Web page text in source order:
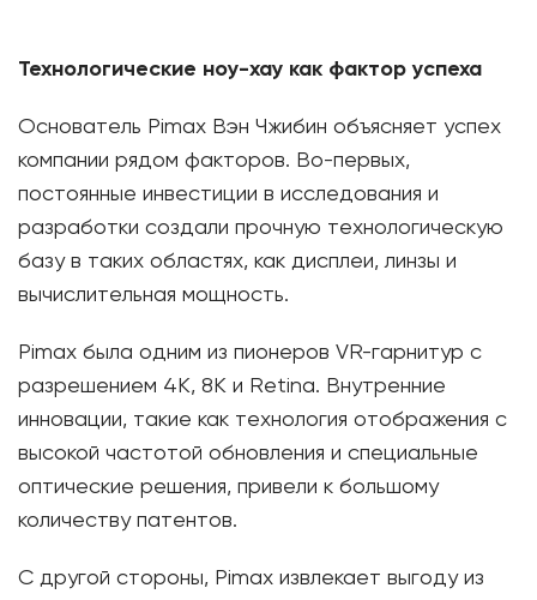
Технологические ноу-хау как фактор успеха
Основатель Pimax Вэн Чжибин объясняет успех
компании рядом факторов. Во-первых,
постоянные инвестиции в исследования и
разработки создали прочную технологическую
базу в таких областях, как дисплеи, линзы и
вычислительная мощность.
Pimax была одним из пионеров VR-гарнитур с
разрешением 4K, 8K и Retina. Внутренние
инновации, такие как технология отображения с
высокой частотой обновления и специальные
оптические решения, привели к большому
количеству патентов.
С другой стороны, Pimax извлекает выгоду из